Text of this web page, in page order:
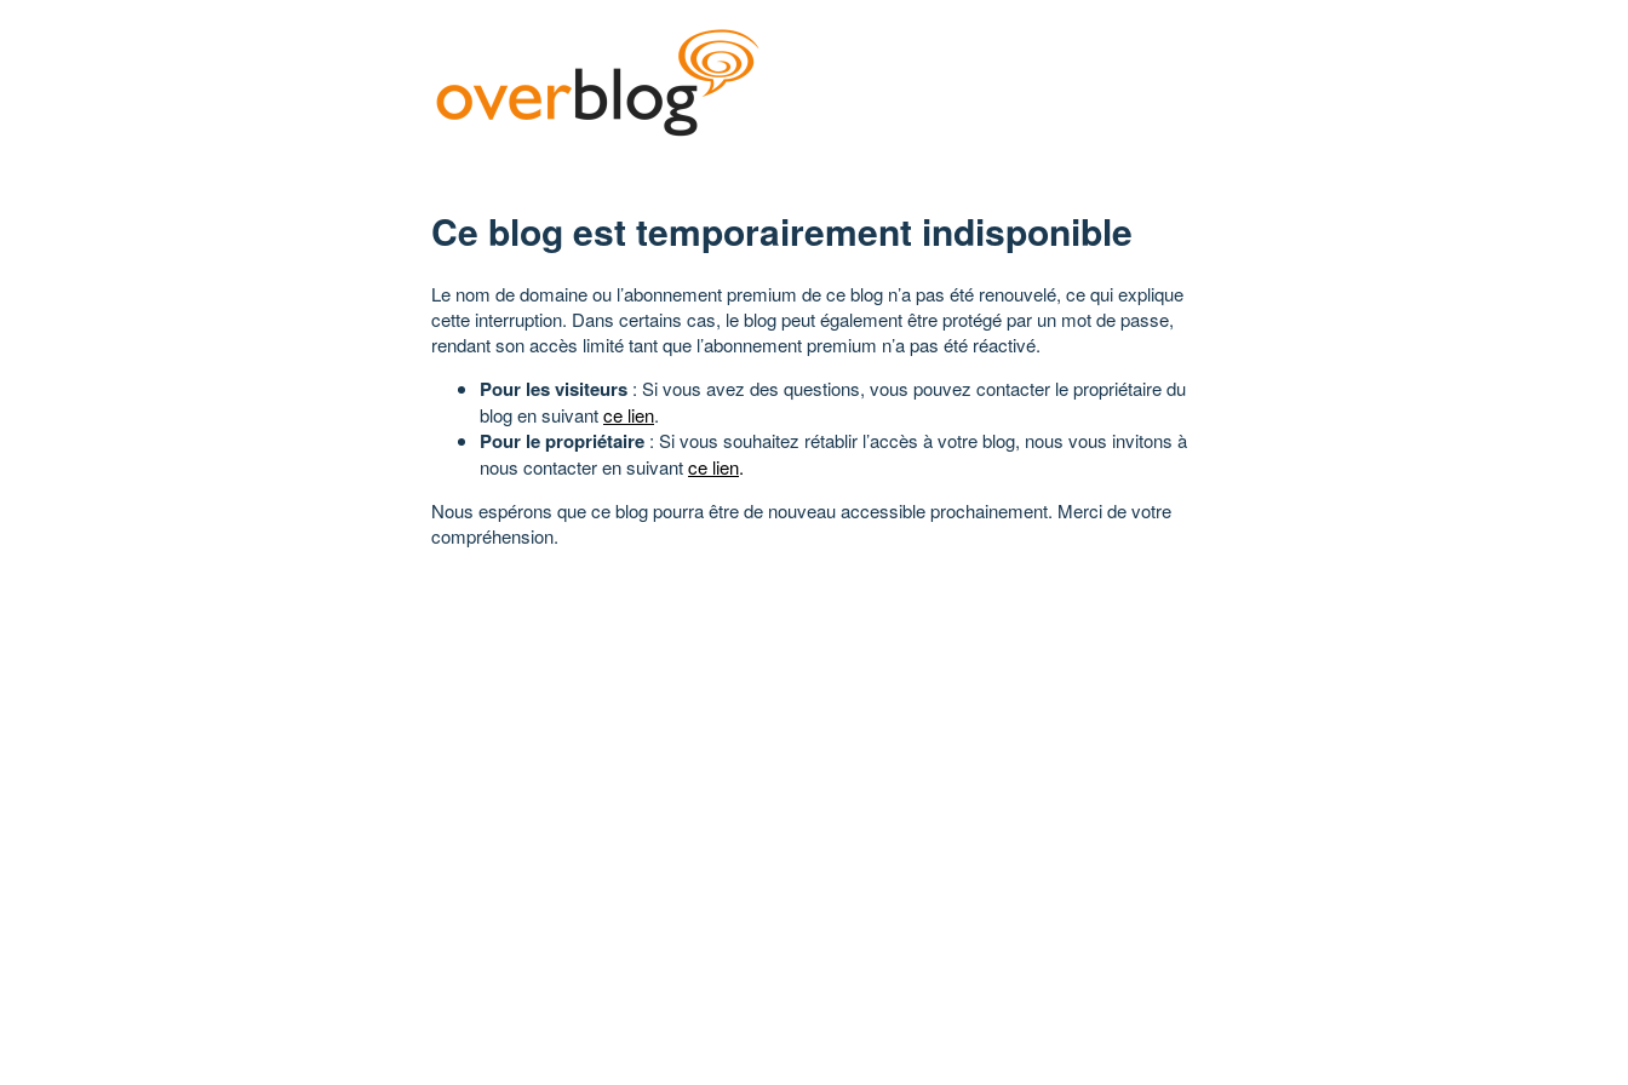
Ce blog est temporairement indisponible
Le nom de domaine ou l’abonnement premium de ce blog n’a pas été renouvelé, ce qui explique
cette interruption. Dans certains cas, le blog peut également être protégé par un mot de passe,
rendant son accès limité tant que l’abonnement premium n’a pas été réactivé.
Pour les visiteurs : Si vous avez des questions, vous pouvez contacter le propriétaire du
blog en suivantce lien.
Pour le propriétaire : Si vous souhaitez rétablir l’accès à votre blog, nous vous invitons à
nous contacter en suivantce lien.
Nous espérons que ce blog pourra être de nouveau accessible prochainement. Merci de votre
compréhension.